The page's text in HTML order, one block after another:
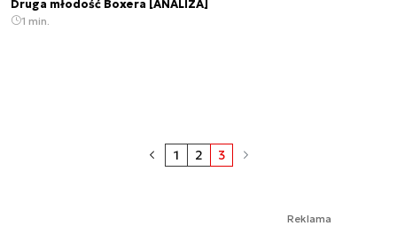
Druga młodość Boxera [ANALIZA]
1 min.
1 2 3
Reklama